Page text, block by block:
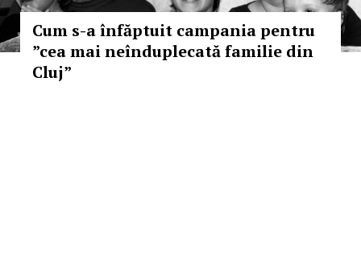
Cum s-a înfăptuit campania pentru
”cea mai neînduplecată familie din
Cluj”